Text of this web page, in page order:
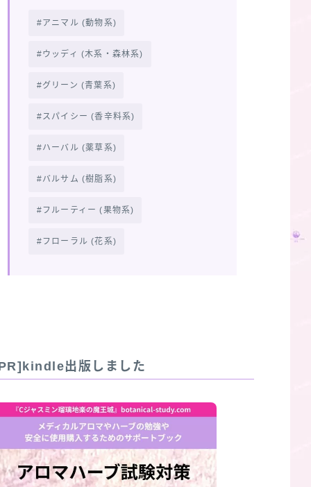
アニマル (動物系)
ウッディ (木系・森林系)
グリーン (青葉系)
スパイシー (香辛料系)
ハーバル (薬草系)
バルサム (樹脂系)
フルーティー (果物系)
フローラル (花系)
出版しました